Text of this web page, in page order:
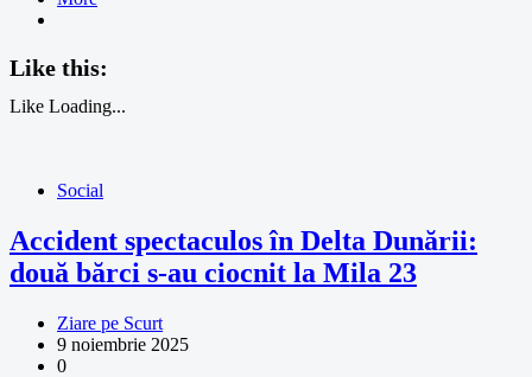
Like this:
Like Loading...
Social
Accident spectaculos în Delta Dunării:
două bărci s-au ciocnit la Mila 23
Ziare pe Scurt
9 noiembrie 2025
0